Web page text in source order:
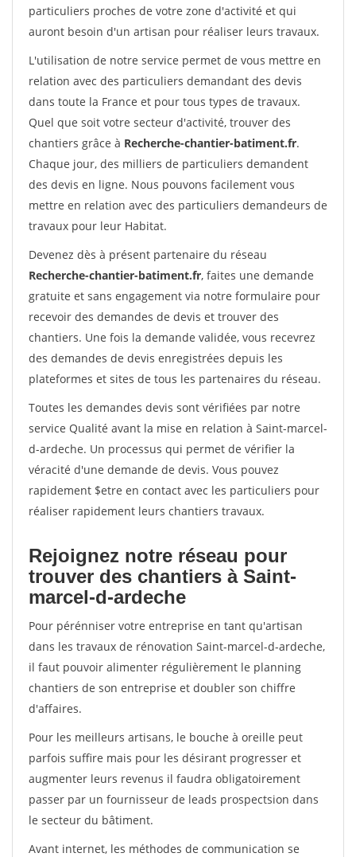
particuliers proches de votre zone d'activité et qui
auront besoin d'un artisan pour réaliser leurs travaux.
L'utilisation de notre service permet de vous mettre en
relation avec des particuliers demandant des devis
dans toute la France et pour tous types de travaux.
Quel que soit votre secteur d'activité, trouver des
chantiers grâce à Recherche-chantier-batiment.fr.
Chaque jour, des milliers de particuliers demandent
des devis en ligne. Nous pouvons facilement vous
mettre en relation avec des particuliers demandeurs de
travaux pour leur Habitat.
Devenez dès à présent partenaire du réseau
Recherche-chantier-batiment.fr, faites une demande
gratuite et sans engagement via notre formulaire pour
recevoir des demandes de devis et trouver des
chantiers. Une fois la demande validée, vous recevrez
des demandes de devis enregistrées depuis les
plateformes et sites de tous les partenaires du réseau.
Toutes les demandes devis sont vérifiées par notre
service Qualité avant la mise en relation à Saint-marcel-
d-ardeche. Un processus qui permet de vérifier la
véracité d'une demande de devis. Vous pouvez
rapidement $etre en contact avec les particuliers pour
réaliser rapidement leurs chantiers travaux.
Rejoignez notre réseau pour
trouver des chantiers à Saint-
marcel-d-ardeche
Pour pérénniser votre entreprise en tant qu'artisan
dans les travaux de rénovation Saint-marcel-d-ardeche,
il faut pouvoir alimenter régulièrement le planning
chantiers de son entreprise et doubler son chiffre
d'affaires.
Pour les meilleurs artisans, le bouche à oreille peut
parfois suffire mais pour les désirant progresser et
augmenter leurs revenus il faudra obligatoirement
passer par un fournisseur de leads prospectsion dans
le secteur du bâtiment.
Avant internet, les méthodes de communication se